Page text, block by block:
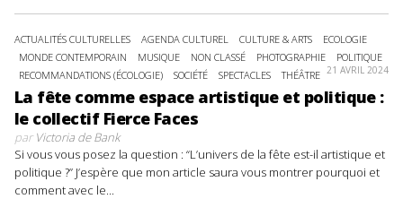
ACTUALITÉS CULTURELLES AGENDA CULTUREL CULTURE & ARTS
ECOLOGIE
MONDE CONTEMPORAIN
MUSIQUE NON CLASSÉ PHOTOGRAPHIE
POLITIQUE
RECOMMANDATIONS (ÉCOLOGIE)
SOCIÉTÉ SPECTACLES THÉÂTRE 21 AVRIL 2024
La fête comme espace artistique et politique :
le collectif Fierce Faces
parVictoria de Bank
Si vous vous posez la question : “L’univers de la fête est-il artistique et
politique ?” J’espère que mon article saura vous montrer pourquoi et
comment avec le...